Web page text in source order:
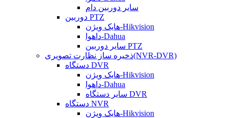
سایر دوربین دام
دوربین PTZ
هایک ویژن-Hikvision
داهوا-Dahua
سایر دوربین PTZ
ذخیره ساز نظارت تصویری(NVR-DVR)
دستگاه DVR
هایک ویژن-Hikvision
داهوا-Dahua
سایر دستگاه DVR
دستگاه NVR
هایک ویژن-Hikvision